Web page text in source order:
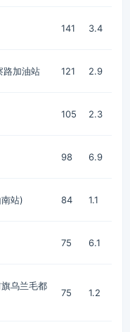
141 3.4
路加油站 121 2.9
105 2.3
98 6.9
站) 84 1.1
75 6.1
乌兰毛都
75 1.2